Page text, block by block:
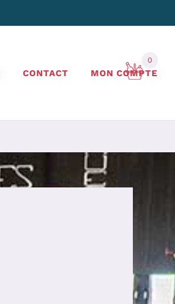
CONTACT MON COMPTE
0